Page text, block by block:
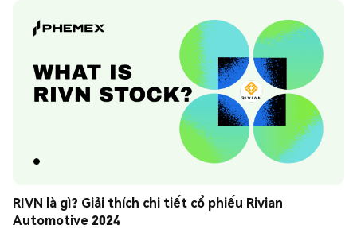
RIVN là gì? Giải thích chi tiết cổ phiếu Rivian
Automotive 2024